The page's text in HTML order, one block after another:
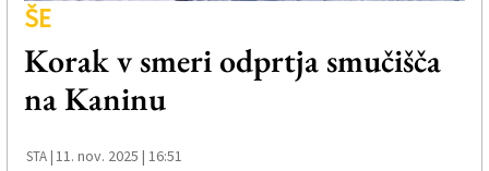
ŠE
Korak v smeri odprtja smučišča
na Kaninu
STA |11. nov. 2025 | 16:51